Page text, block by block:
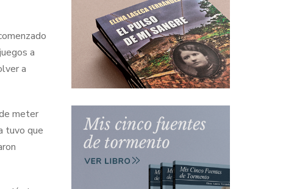
a
a
meter
tuvo que